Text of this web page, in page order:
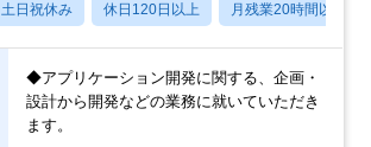
土日祝休み 休日120日以上 月残業20時間以内
◆アプリケーション開発に関する、企画・
設計から開発などの業務に就いていただき
ます。